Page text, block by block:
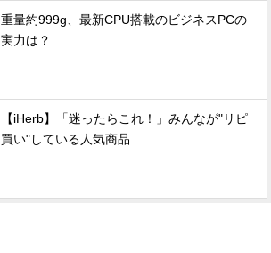
重量約999g、最新CPU搭載のビジネスPCの
実力は？
【iHerb】「迷ったらこれ！」みんなが"リピ
買い"している人気商品